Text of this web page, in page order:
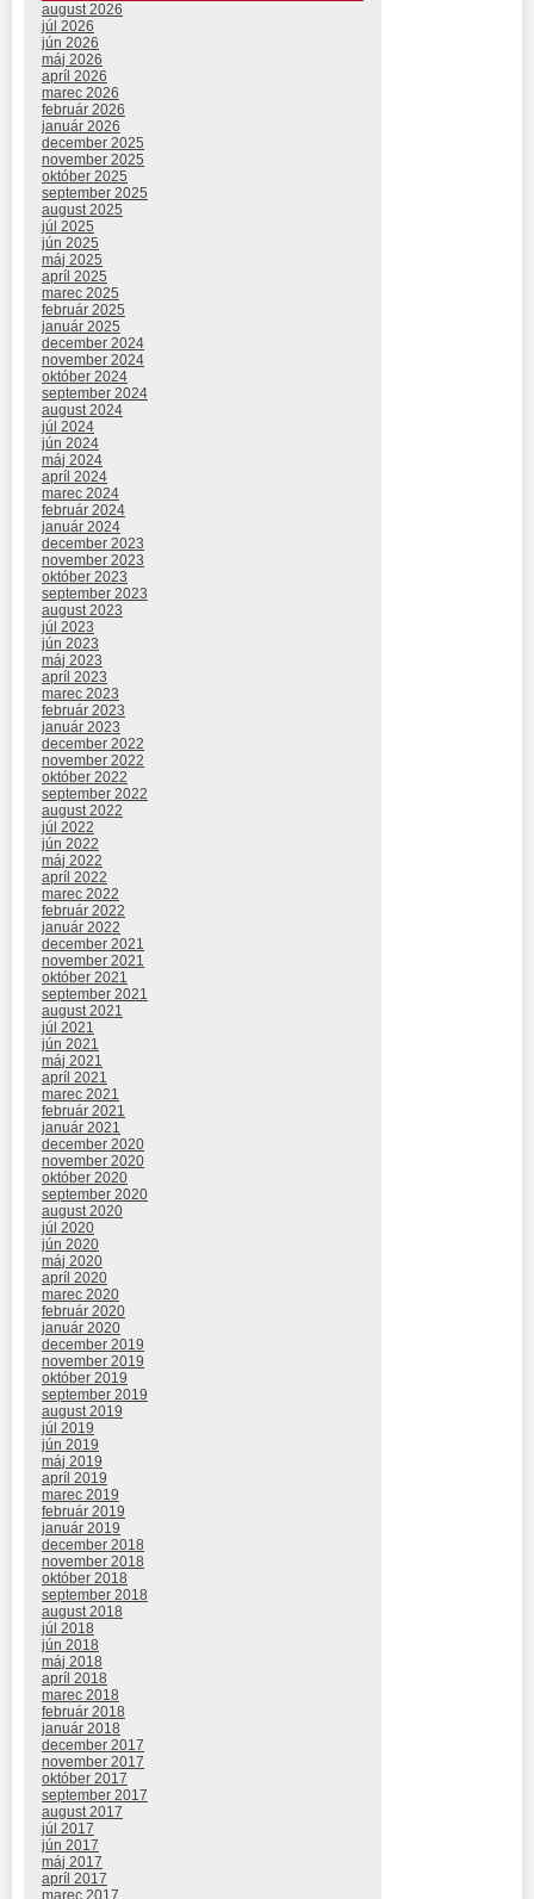
august 2026
júl 2026
jún 2026
máj 2026
apríl 2026
marec 2026
február 2026
január 2026
december 2025
november 2025
október 2025
september 2025
august 2025
júl 2025
jún 2025
máj 2025
apríl 2025
marec 2025
február 2025
január 2025
december 2024
november 2024
október 2024
september 2024
august 2024
júl 2024
jún 2024
máj 2024
apríl 2024
marec 2024
február 2024
január 2024
december 2023
november 2023
október 2023
september 2023
august 2023
júl 2023
jún 2023
máj 2023
apríl 2023
marec 2023
február 2023
január 2023
december 2022
november 2022
október 2022
september 2022
august 2022
júl 2022
jún 2022
máj 2022
apríl 2022
marec 2022
február 2022
január 2022
december 2021
november 2021
október 2021
september 2021
august 2021
júl 2021
jún 2021
máj 2021
apríl 2021
marec 2021
február 2021
január 2021
december 2020
november 2020
október 2020
september 2020
august 2020
júl 2020
jún 2020
máj 2020
apríl 2020
marec 2020
február 2020
január 2020
december 2019
november 2019
október 2019
september 2019
august 2019
júl 2019
jún 2019
máj 2019
apríl 2019
marec 2019
február 2019
január 2019
december 2018
november 2018
október 2018
september 2018
august 2018
júl 2018
jún 2018
máj 2018
apríl 2018
marec 2018
február 2018
január 2018
december 2017
november 2017
október 2017
september 2017
august 2017
júl 2017
jún 2017
máj 2017
apríl 2017